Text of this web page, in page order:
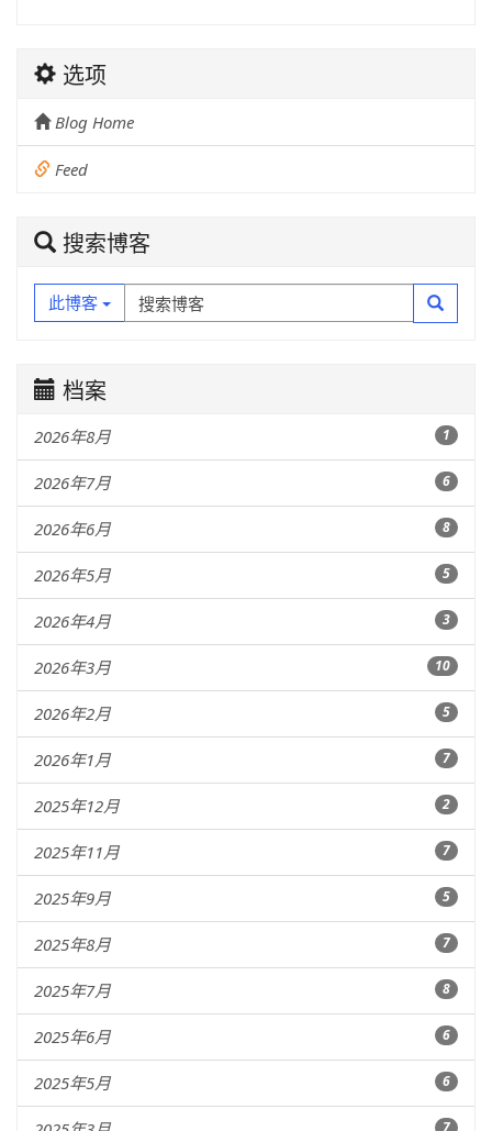
选项
Blog Home
Feed
搜索博客
此博客
档案
2026年8月 1
2026年7月 6
2026年6月 8
2026年5月 5
2026年4月 3
2026年3月 10
2026年2月 5
2026年1月 7
2025年12月 2
2025年11月 7
2025年9月 5
2025年8月 7
2025年7月 8
2025年6月 6
2025年5月 6
7